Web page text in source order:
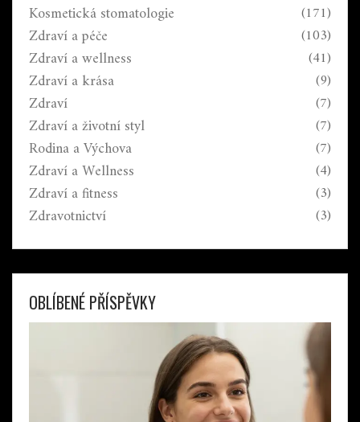
Kosmetická stomatologie (171)
Zdraví a péče (103)
Zdraví a wellness (41)
Zdraví a krása (9)
Zdraví (7)
Zdraví a životní styl (7)
Rodina a Výchova (7)
Zdraví a Wellness (4)
Zdraví a fitness (3)
Zdravotnictví (3)
OBLÍBENÉ PŘÍSPĚVKY